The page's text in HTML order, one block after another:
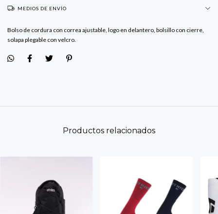
MEDIOS DE ENVÍO
Bolso de cordura con correa ajustable, logo en delantero, bolsillo con cierre,
solapa plegable con velcro.
Productos relacionados